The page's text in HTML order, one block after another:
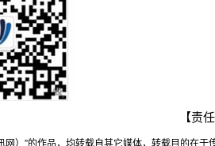
【责
）”的作品，均转载自其它媒体，转载目的在于